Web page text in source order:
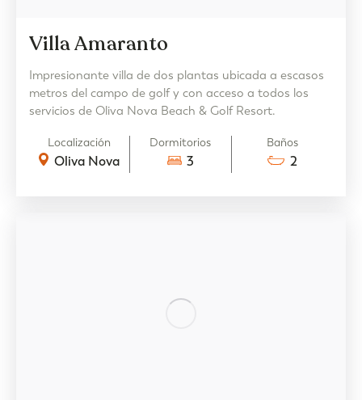
Villa Amaranto
Impresionante villa de dos plantas ubicada a escasos
metros del campo de golf y con acceso a todos los
servicios de Oliva Nova Beach & Golf Resort.
Localización
Oliva Nova
Dormitorios
3
Baños
2